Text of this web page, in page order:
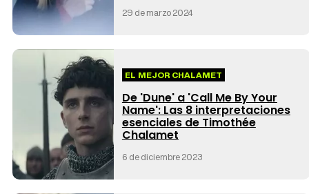
29 de marzo 2024
EL MEJOR CHALAMET
De 'Dune' a 'Call Me By Your
Name': Las 8 interpretaciones
esenciales de Timothée
Chalamet
6 de diciembre 2023